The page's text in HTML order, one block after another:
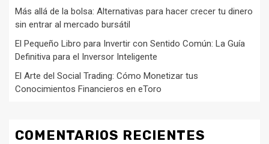
Más allá de la bolsa: Alternativas para hacer crecer tu dinero
sin entrar al mercado bursátil
El Pequeño Libro para Invertir con Sentido Común: La Guía
Definitiva para el Inversor Inteligente
El Arte del Social Trading: Cómo Monetizar tus
Conocimientos Financieros en eToro
COMENTARIOS RECIENTES